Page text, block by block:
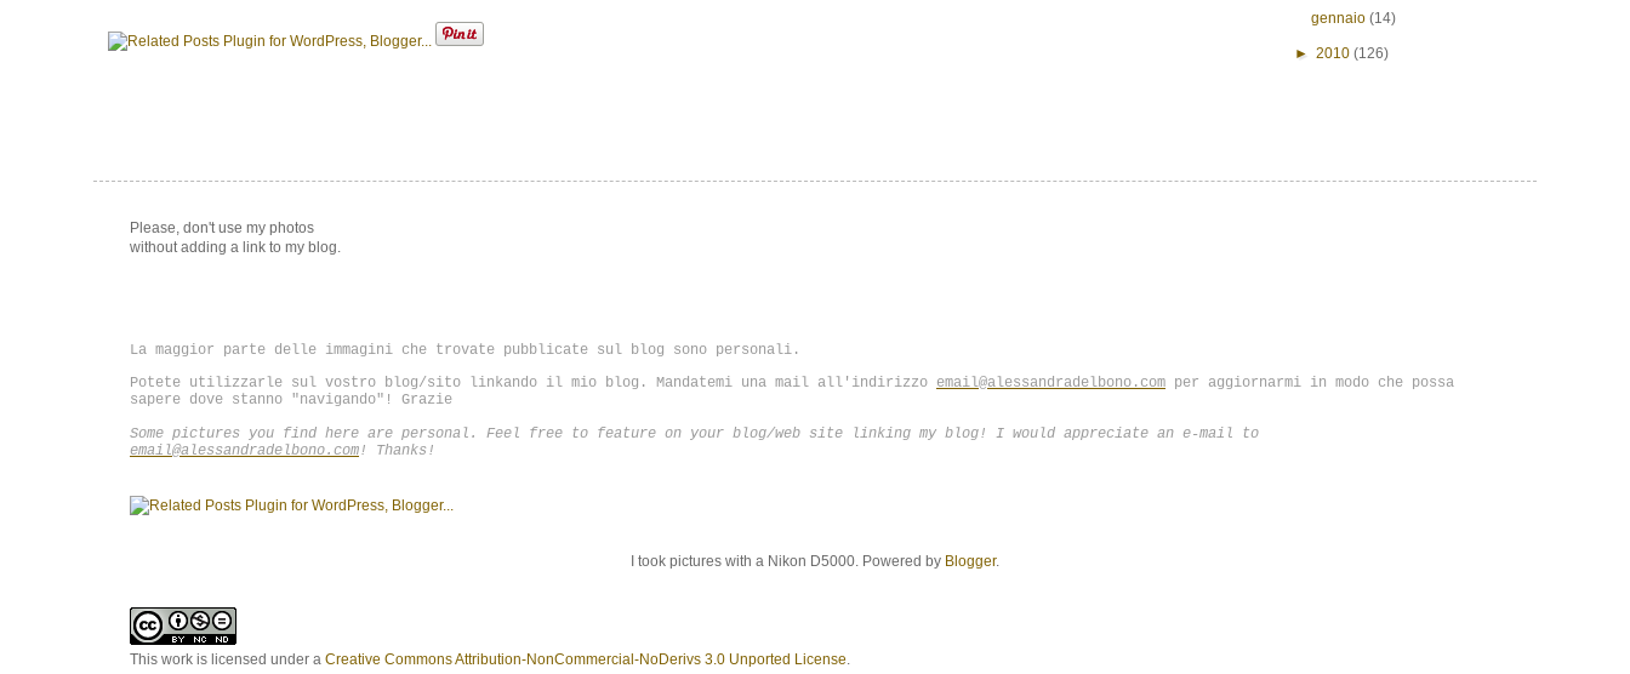
gennaio(14)
► 2010 (126)
Please, don't use my photos
without adding a link to my blog.
La maggior parte delle immagini che trovate pubblicate sul blog sono personali.
Potete utilizzarle sul vostro blog/sito linkando il mio blog. Mandatemi una mail all'indirizzo email@alessandradelbono.com per aggiornarmi in modo che possa
sapere dove stanno "navigando"! Grazie
Some pictures you find here are personal. Feel free to feature on your blog/web site linking my blog! I would appreciate an e-mail to
email@alessandradelbono.com! Thanks!
I took pictures with a Nikon D5000. Powered by Blogger.
This work is licensed under a Creative Commons Attribution-NonCommercial-NoDerivs 3.0 Unported License.